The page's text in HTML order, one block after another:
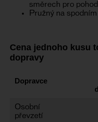
směrech pro
Pružný na
Cena jednoho kusu
dopravy
Dopravce
Osobní
převzetí